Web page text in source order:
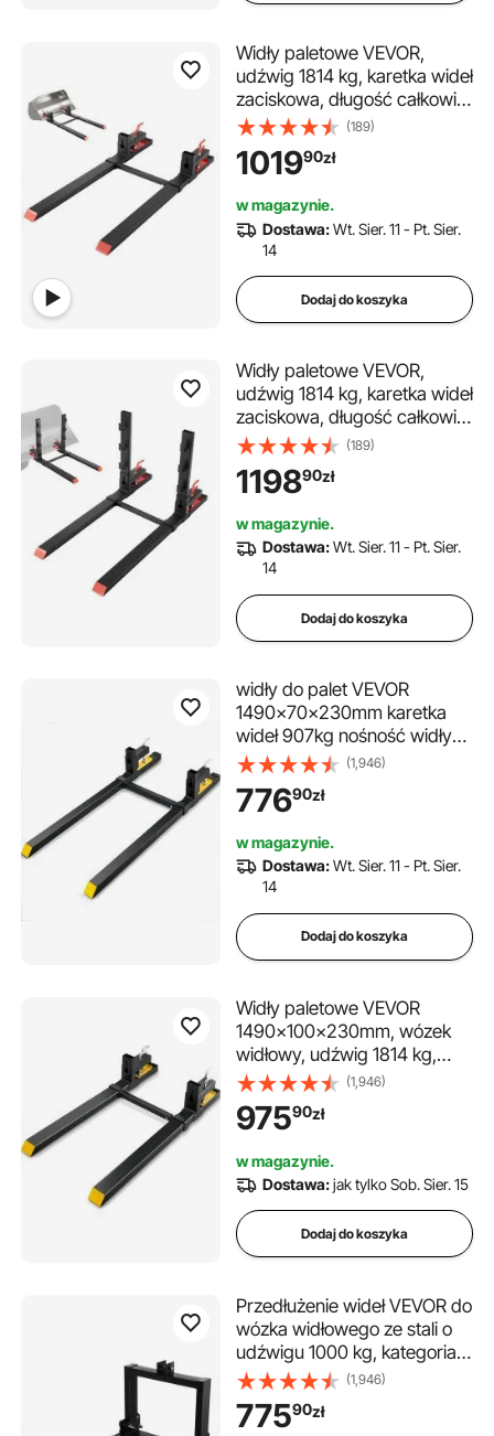
Widły paletowe VEVOR,
udźwig 1814 kg, karetka wideł
zaciskowa, długość całkowita
1490 mm, widły z
regulowanym stabilizatorem
do osprzętu ciągnika, łyżki
kompaktowej, kolor czarny
(189)
101990zł
w magazynie.
Dostawa:Wt. Sier. 11 - Pt. Sier.
14
Dodaj do koszyka
Widły paletowe VEVOR,
udźwig 1814 kg, karetka wideł
zaciskowa, długość całkowita
1490 mm, widły z
zabezpieczeniem przed
wywróceniem i regulowanym
do kompaktowych ładowarek
z łyżkami, kolor czarny
(189)
119890zł
w magazynie.
Dostawa:Wt. Sier. 11 - Pt. Sier.
14
Dodaj do koszyka
widły do ​​palet VEVOR
1490x70x230mm karetka
wideł 907kg nośność widły
149cm długość całkowita z
ostrzem wideł 109,2cm
wózek widłowy 495-915mm
widłowego ładowacz
czołowy rama paletowa
(1,946)
77690zł
w magazynie.
Dostawa:Wt. Sier. 11 - Pt. Sier.
14
Dodaj do koszyka
Widły paletowe VEVOR
1490x100x230mm, wózek
widłowy, udźwig 1814 kg,
widły o długości całkowitej
149 cm z ostrzem 109,2 cm,
wózek widłowy z
widłowego, ładowarka
czołowa, rama paletowa
(1,946)
97590zł
w magazynie.
Dostawa:jak tylko Sob. Sier. 15
Dodaj do koszyka
Przedłużenie wideł VEVOR do
wózka widłowego ze stali o
udźwigu 1000 kg, kategoria
1/2, montaż 78x61x25 cm,
wózek paletowy o udźwigu
20 kg, połączenie 3-
(1,946)
77590zł